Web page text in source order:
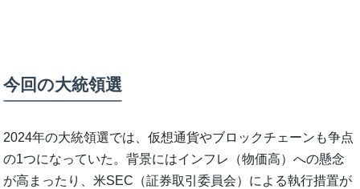
今回の大統領選
2024年の大統領選では、仮想通貨やブロックチェーンも争点
の1つになっていた。背景にはインフレ（物価高）への懸念
が高まったり、米SEC（証券取引委員会）による執行措置が